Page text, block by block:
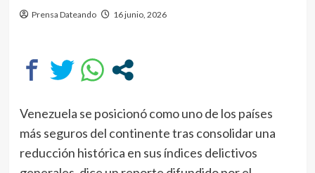
Prensa Dateando 16 junio, 2026
Venezuela se posicionó como uno de los países
más seguros del continente tras consolidar una
reducción histórica en sus índices delictivos